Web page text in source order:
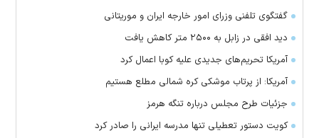
گفتگوی تلفنی وزرای امور خارجه ایران و موریتانی
دید افقی در زابل به ۲۵۰۰ متر کاهش یافت
آمریکا تحریم‌های جدیدی علیه کوبا اعمال کرد
آمریکا: از پرتاب موشکی کره شمالی مطلع هستیم
جزئیات طرح مجلس درباره تنگه هرمز
کویت دستور تعطیلی تنها مدرسه ایرانی را صادر کرد